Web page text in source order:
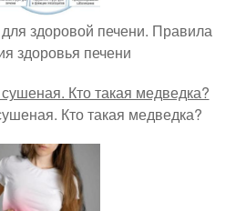
здоровой печени. Правила
здоровья печени
Кто такая медведка?